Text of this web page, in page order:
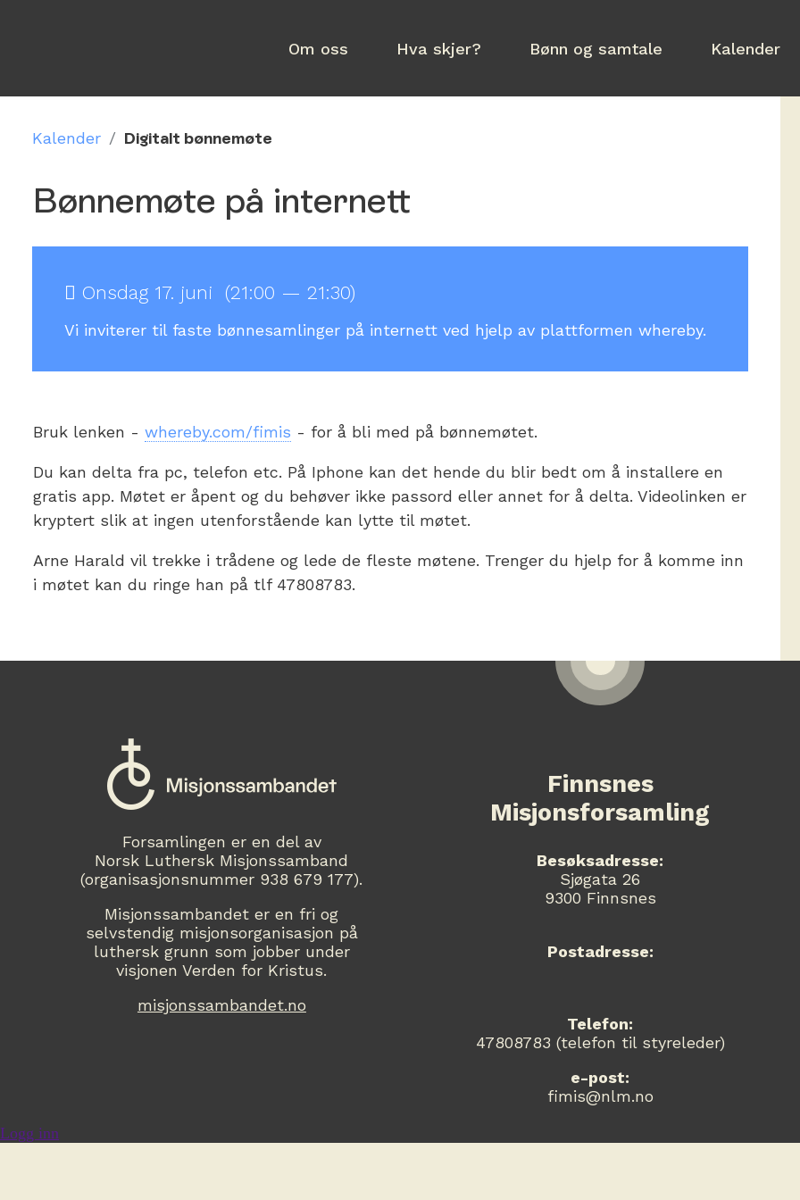
Om oss Hva skjer? Bønn og samtale Kalender
Kalender / Digitalt bønnemøte
Bønnemøte på internett
Onsdag 17. juni (21:00 — 21:30)
Vi inviterer til faste bønnesamlinger på internett ved hjelp av plattformen whereby.
Bruk lenken - whereby.com/fimis - for å bli med på bønnemøtet.
Du kan delta fra pc, telefon etc. På Iphone kan det hende du blir bedt om å installere en
gratis app. Møtet er åpent og du behøver ikke passord eller annet for å delta. Videolinken er
kryptert slik at ingen utenforstående kan lytte til møtet.
Arne Harald vil trekke i trådene og lede de fleste møtene. Trenger du hjelp for å komme inn
i møtet kan du ringe han på tlf 47808783.
Forsamlingen er en del av
Norsk Luthersk Misjonssamband
(organisasjonsnummer 938 679 177).
Misjonssambandet er en fri og
selvstendig misjonsorganisasjon på
luthersk grunn som jobber under
visjonen Verden for Kristus.
misjonssambandet.no
Finnsnes
Misjonsforsamling
Besøksadresse:
Sjøgata 26
9300 Finnsnes
Postadresse:
Telefon:
47808783 (telefon til styreleder)
e-post:
fimis@nlm.no
Logg inn